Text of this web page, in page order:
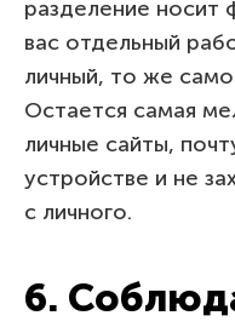
разделение носит
вас отдельный
личный, то же
Остается самая
личные сайты,
устройстве и не
с личного.
6.